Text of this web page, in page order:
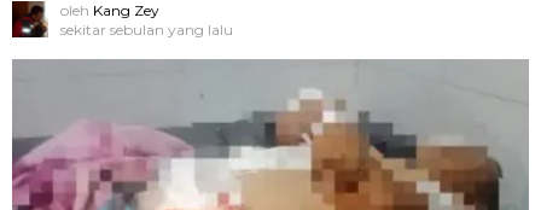
oleh Kang Zey
sekitar sebulan yang lalu